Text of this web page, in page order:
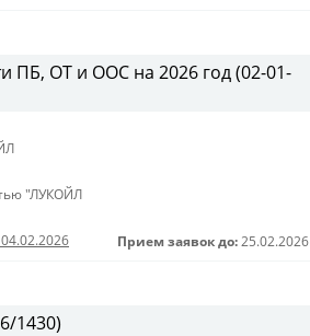
ПБ, ОТ и ООС на 2026 год (02-01-
"ЛУКОЙЛ
Прием заявок до: 25.02.2026
1430)